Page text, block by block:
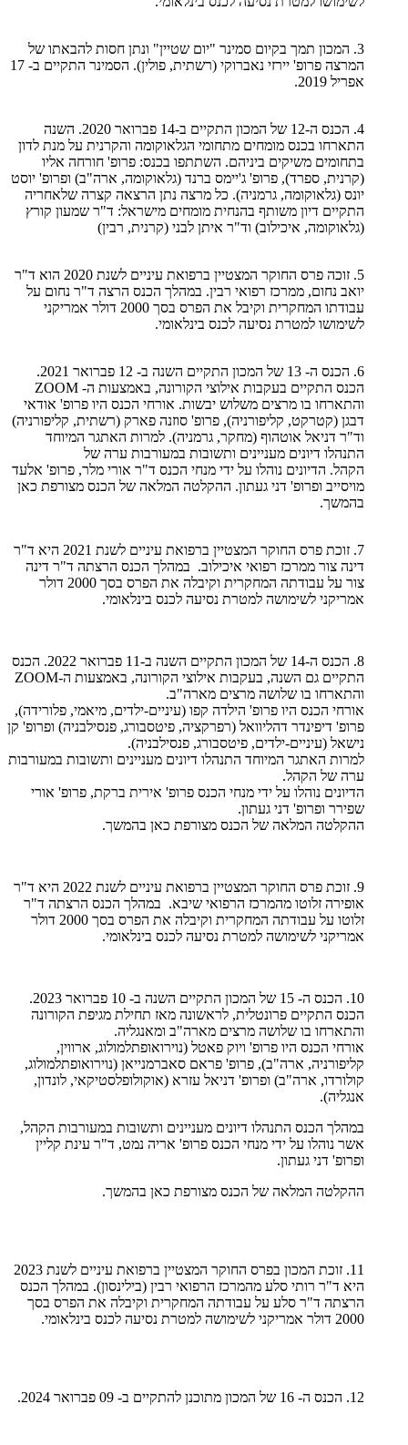
3. המכון תמך בקיום סמינר "יום שטיין" ונתן חסות להבאתו של
המרצה פרופ' יירזי נאברוקי (רשתית, פולין). הסמינר התקיים ב- 17
אפריל 2019.
4. הכנס ה-12 של המכון התקיים ב-14 פברואר 2020. השנה
התארחו בכנס מומחים מתחומי הגלאוקומה והקרנית על מנת לדון
בתחומים משיקים ביניהם. השתתפו בכנס: פרופ' חורחה אליו
(קרנית, ספרד), פרופ' ג'יימס ברנד (גלאוקומה, ארה"ב) ופרופ' יוסט
יונס (גלאוקומה, גרמניה). כל מרצה נתן הרצאה קצרה שלאחריה
התקיים דיון משותף בהנחית מומחים מישראל: ד"ר שמעון קורץ
(גלאוקומה, איכילוב) וד"ר איתן לבני (קרנית, רבין)
5. זוכה פרס החוקר המצטיין ברפואת עיניים לשנת 2020 הוא ד"ר
יואב נחום, ממרכז רפואי רבין. במהלך הכנס הרצה ד"ר נחום על
עבודתו המחקרית וקיבל את הפרס בסך 2000 דולר אמריקני
לשימושו למטרת נסיעה לכנס בינלאומי.
6. הכנס ה- 13 של המכון התקיים השנה ב- 12 פברואר 2021.
הכנס התקיים בעקבות אילוצי הקורונה, באמצעות ה- ZOOM
והתארחו בו מרצים משלוש יבשות. אורחי הכנס היו פרופ' אודאי
דבגן (קטרקט, קליפורניה), פרופ' סוזנה פארק (רשתית, קליפורניה)
וד"ר דניאל אוטהוף (מחקר, גרמניה). למרות האתגר המיוחד
התנהלו דיונים מעניינים ותשובות במעורבות ערה של
הקהל. הדיונים נוהלו על ידי מנחי הכנס ד"ר אורי מלר, פרופ' אלעד
מויסייב ופרופ' דני געתון. ההקלטה המלאה של הכנס מצורפת כאן
בהמשך.
7. זוכת פרס החוקר המצטיין ברפואת עיניים לשנת 2021 היא ד"ר
דינה צור ממרכז רפואי איכילוב. במהלך הכנס הרצתה ד"ר דינה
צור על עבודתה המחקרית וקיבלה את הפרס בסך 2000 דולר
אמריקני לשימושה למטרת נסיעה לכנס בינלאומי.
8. הכנס ה-14 של המכון התקיים השנה ב-11 פברואר 2022. הכנס
התקיים גם השנה, בעקבות אילוצי הקורונה, באמצעות ה-ZOOM
והתארחו בו שלושה מרצים מארה"ב.
אורחי הכנס היו פרופ' הילדה קפו (עיניים-ילדים, מיאמי, פלורידה),
פרופ' דיפינדר דהליוואל (רפרקציה, פיטסבורג, פנסילבניה) ופרופ' קן
נישאל (עיניים-ילדים, פיטסבורג, פנסילבניה).
למרות האתגר המיוחד התנהלו דיונים מעניינים ותשובות במעורבות
ערה של הקהל.
הדיונים נוהלו על ידי מנחי הכנס פרופ' אירית ברקת, פרופ' אורי
שפירר ופרופ' דני געתון.
ההקלטה המלאה של הכנס מצורפת כאן בהמשך.
9. זוכת פרס החוקר המצטיין ברפואת עיניים לשנת 2022 היא ד"ר
אופירה זלוטו מהמרכז הרפואי שיבא. במהלך הכנס הרצתה ד"ר
זלוטו על עבודתה המחקרית וקיבלה את הפרס בסך 2000 דולר
אמריקני לשימושה למטרת נסיעה לכנס בינלאומי.
10. הכנס ה- 15 של המכון התקיים השנה ב- 10 פברואר 2023.
הכנס התקיים פרונטלית, לראשונה מאז תחילת מגיפת הקורונה
והתארחו בו שלושה מרצים מארה"ב ומאנגליה.
אורחי הכנס היו פרופ' ויוק פאטל (נוירואופתלמולוג, ארווין,
קליפורניה, ארה"ב), פרופ' פראם סאברמנייאן (נוירואופתלמולוג,
קולורדו, ארה"ב) ופרופ' דניאל עזרא (אוקולופלסטיקאי, לונדון,
אנגליה).
במהלך הכנס התנהלו דיונים מעניינים ותשובות במעורבות הקהל,
אשר נוהלו על ידי מנחי הכנס פרופ' אריה נמט, ד"ר עינת קליין
ופרופ' דני געתון.
ההקלטה המלאה של הכנס מצורפת כאן בהמשך.
11. זוכת המכון בפרס החוקר המצטיין ברפואת עיניים לשנת 2023
היא ד"ר רותי סלע מהמרכז הרפואי רבין (בילינסון). במהלך הכנס
הרצתה ד"ר סלע על עבודתה המחקרית וקיבלה את הפרס בסך
2000 דולר אמריקני לשימושה למטרת נסיעה לכנס בינלאומי.
12. הכנס ה- 16 של המכון מתוכנן להתקיים ב- 09 פברואר 2024.